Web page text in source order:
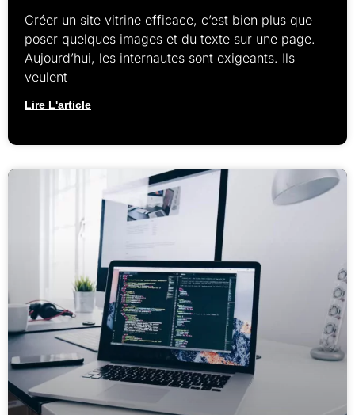
Créer un site vitrine efficace, c’est bien plus que
poser quelques images et du texte sur une page.
Aujourd’hui, les internautes sont exigeants. Ils
veulent
Lire L'article